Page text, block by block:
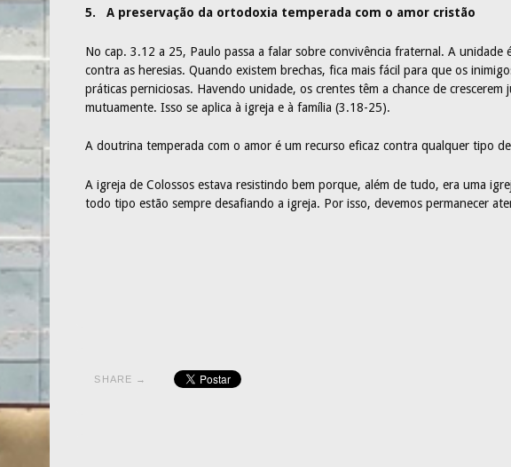
5. A preservação da ortodoxia temperada com o amor cristão
No cap. 3.12 a 25, Paulo passa a falar sobre convivência fraternal. A unidade
contra as heresias. Quando existem brechas, fica mais fácil para que os
práticas perniciosas. Havendo unidade, os crentes têm a chance de crescerem
mutuamente. Isso se aplica à igreja e à família (3.18-25).
A doutrina temperada com o amor é um recurso eficaz contra qualquer tipo
A igreja de Colossos estava resistindo bem porque, além de tudo, era uma
todo tipo estão sempre desafiando a igreja. Por isso, devemos permanecer
SHARE →